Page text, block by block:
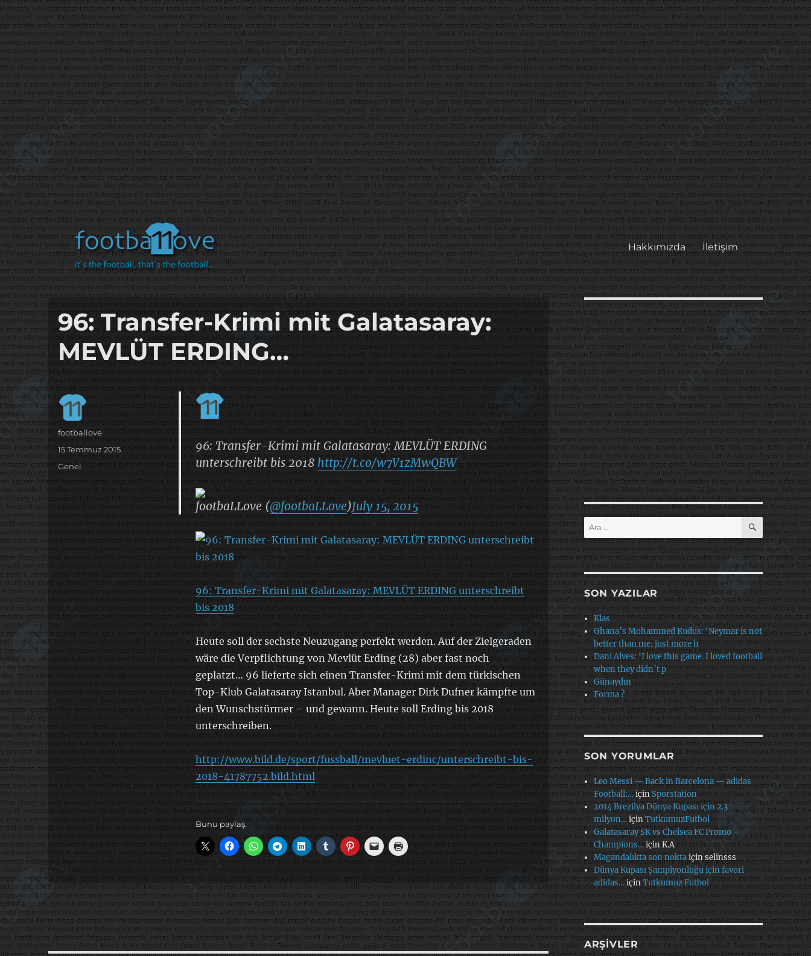
footbaLLove
it's the football, that's the football…
Hakkımızda İletişim
96: Transfer-Krimi mit Galatasaray:
MEVLÜT ERDING…
96: Transfer-Krimi mit Galatasaray: MEVLÜT ERDING
unterschreibt bis 2018 http://t.co/w7V1zMwQBW
footbaLLove (@footbaLLove)July 15, 2015
96: Transfer-Krimi mit Galatasaray: MEVLÜT ERDING unterschreibt
bis 2018
Heute soll der sechste Neuzugang perfekt werden. Auf der Zielgeraden
wäre die Verpflichtung von Mevlüt Erding (28) aber fast noch
geplatzt… 96 lieferte sich einen Transfer-Krimi mit dem türkischen
Top-Klub Galatasaray Istanbul. Aber Manager Dirk Dufner kämpfte um
den Wunschstürmer – und gewann. Heute soll Erding bis 2018
unterschreiben.
http://www.bild.de/sport/fussball/mevluet-erdinc/unterschreibt-bis-
2018-41787752.bild.html
Bunu paylaş:
Yazar
footballove
Yayın
tarihi
15 Temmuz 2015
Kategoriler
Genel
Ara: ARA
SON YAZILAR
Klas
Ghana’s Mohammed Kudus: ‘Neymar is not
better than me, just more h
Dani Alves: ‘I love this game. I loved football
when they didn’t p
Günaydın
Forma ?
SON YORUMLAR
Leo Messi — Back in Barcelona — adidas
Football:…içinSporstation
2014 Brezilya Dünya Kupası için 2.3
milyon…içinTutkumuzFutbol
Galatasaray SK vs Chelsea FC Promo –
Champions…içinK.A
Magandalıkta son noktaiçinselinsss
Dünya Kupası Şampiyonluğu için favori
adidas…içinTutkumuz Futbol
ARŞIVLER